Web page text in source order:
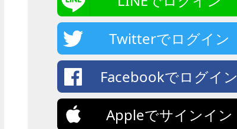
Twitterでログイン
Facebookでログイン
Appleでサインイン